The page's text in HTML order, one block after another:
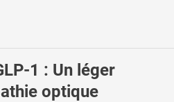
1 : Un léger
optique